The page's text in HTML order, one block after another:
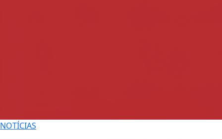
NOTÍCIAS